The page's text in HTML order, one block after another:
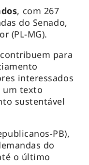
, com 267
do Senado,
(PL-MG).
para
interessados
um texto
sustentável
PB),
do
o último